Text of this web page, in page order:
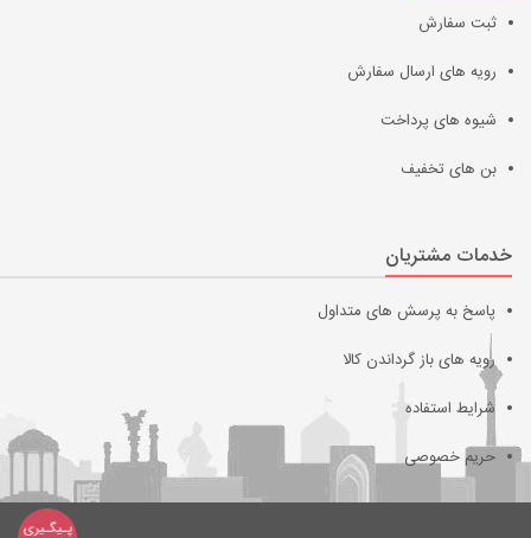
ثبت سفارش
رویه های ارسال سفارش
شیوه های پرداخت
بن های تخفیف
خدمات مشتریان
پاسخ به پرسش های متداول
رویه های باز گرداندن کالا
شرایط استفاده
حریم خصوصی